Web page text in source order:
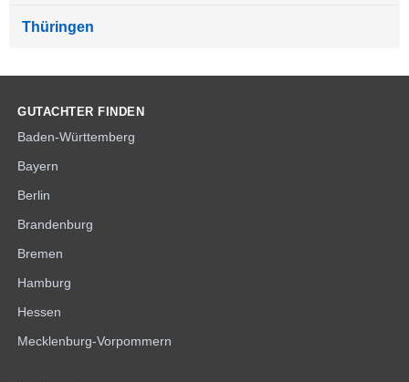
Thüringen
GUTACHTER FINDEN
Baden-Württemberg
Bayern
Berlin
Brandenburg
Bremen
Hamburg
Hessen
Mecklenburg-Vorpommern